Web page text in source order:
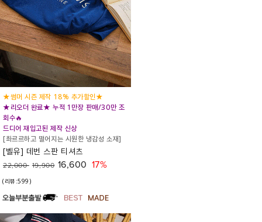
★썸머 시즌 제작 18% 추가할인★
★리오더 완료★ 누적 1만장 판매/30만 조
회수🔥
드디어 재입고된 제작 신상
[촤르르하고 떨어지는 시원한 냉감성 소재]
[벨유] 데번 스판 티셔츠
22,000 19,900 16,600 17%
(리뷰:599)